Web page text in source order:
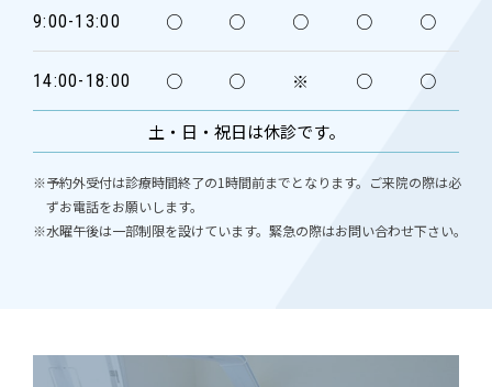
9:00-13:00 ○ ○ ○ ○ ○
14:00-18:00 ○ ○ ※ ○ ○
土・日・祝日は休診です。
※予約外受付は診療時間終了の1時間前までとなります。ご来院の際は必
ずお電話をお願いします。
※水曜午後は一部制限を設けています。緊急の際はお問い合わせ下さい。